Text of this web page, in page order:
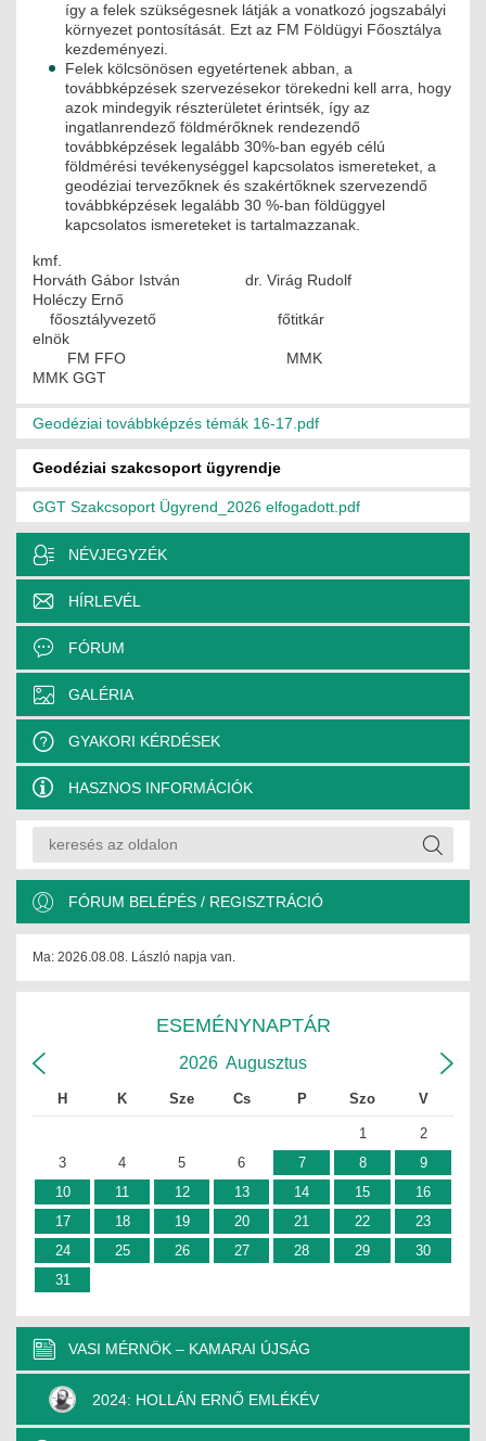
így a felek szükségesnek látják a vonatkozó jogszabályi
környezet pontosítását. Ezt az FM Földügyi Főosztálya
kezdeményezi.
Felek kölcsönösen egyetértenek abban, a
továbbképzések szervezésekor törekedni kell arra, hogy
azok mindegyik részterületet érintsék, így az
ingatlanrendező földmérőknek rendezendő
továbbképzések legalább 30%-ban egyéb célú
földmérési tevékenységgel kapcsolatos ismereteket, a
geodéziai tervezőknek és szakértőknek szervezendő
továbbképzések legalább 30 %-ban földüggyel
kapcsolatos ismereteket is tartalmazzanak.
kmf.
Horváth Gábor István dr. Virág Rudolf
Holéczy Ernő
főosztályvezető főtitkár
elnök
FM FFO MMK
MMK GGT
Geodéziai továbbképzés témák 16-17.pdf
Geodéziai szakcsoport ügyrendje
GGT Szakcsoport Ügyrend_2026 elfogadott.pdf
NÉVJEGYZÉK
HÍRLEVÉL
FÓRUM
GALÉRIA
GYAKORI KÉRDÉSEK
HASZNOS INFORMÁCIÓK
FÓRUM BELÉPÉS / REGISZTRÁCIÓ
Ma: 2026.08.08. László napja van.
ESEMÉNYNAPTÁR
2026 Augusztus
H K Sze Cs P Szo V
1
2
3
4 5 6 7 8
9
10
11 12 13 14 15
16
17
18 19 20 21 22
23
24
25 26 27 28 29
30
31
VASI MÉRNÖK – KAMARAI ÚJSÁG
2024: HOLLÁN ERNŐ EMLÉKÉV